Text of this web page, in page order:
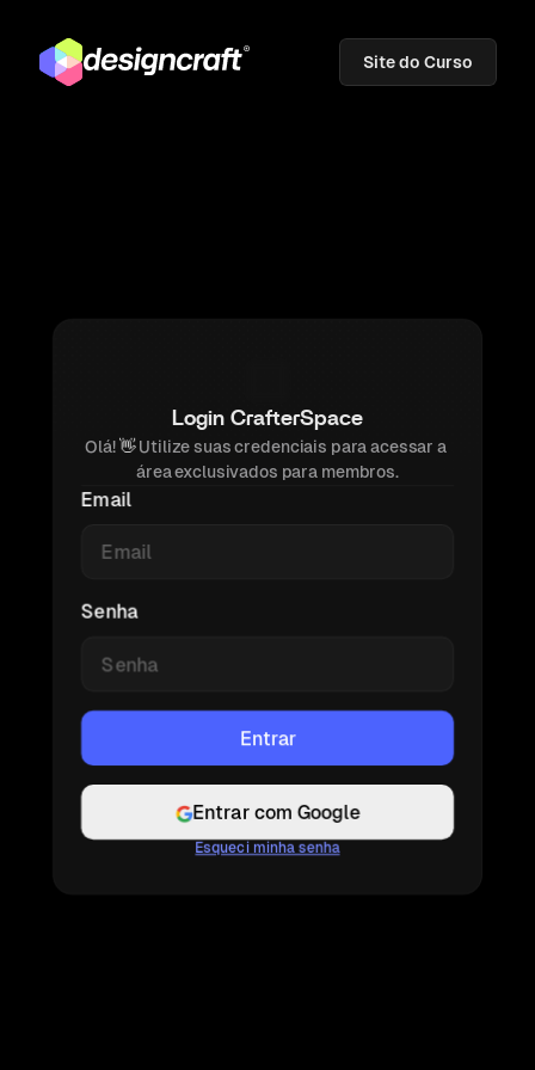
Site do Curso
Login CrafterSpace
Olá! 👋 Utilize suas credenciais para acessar a
área exclusivados para membros.
Email
Senha
Entrar com Google
Esqueci minha senha